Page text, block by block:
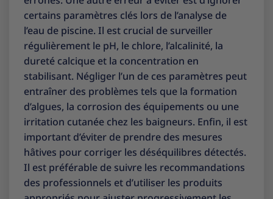
certains paramètres clés lors de l’analyse de
l’eau de piscine. Il est crucial de surveiller
régulièrement le pH, le chlore, l’alcalinité, la
dureté calcique et la concentration en
stabilisant. Négliger l’un de ces paramètres peut
entraîner des problèmes tels que la formation
d’algues, la corrosion des équipements ou une
irritation cutanée chez les baigneurs. Enfin, il est
important d’éviter de prendre des mesures
hâtives pour corriger les déséquilibres détectés.
Il est préférable de suivre les recommandations
des professionnels et d’utiliser les produits